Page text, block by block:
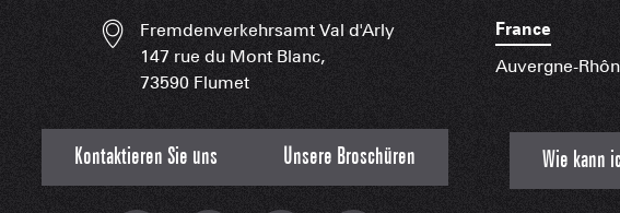
Fremdenverkehrsamt Val d'Arly
147 rue du Mont Blanc,
73590 Flumet
Kontaktieren Sie uns Unsere Broschüren
France
Auvergne-
Wie kann